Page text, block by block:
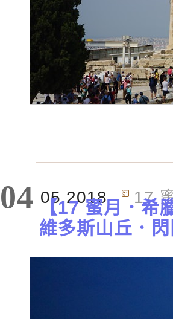
04 05.2018 17
【17 蜜月．希
維多斯山丘．